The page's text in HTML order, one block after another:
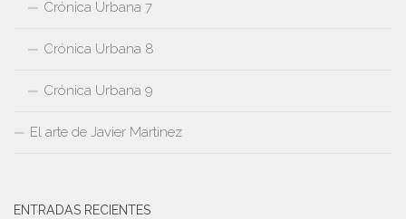
Crónica Urbana 7
Crónica Urbana 8
Crónica Urbana 9
El arte de Javier Martinez
ENTRADAS RECIENTES